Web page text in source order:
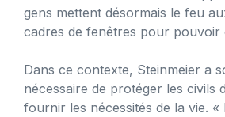
gens mettent désormais le feu
cadres de fenêtres pour pouvoir
Dans ce contexte, Steinmeier a
nécessaire de protéger les civils
fournir les nécessités de la vie. «